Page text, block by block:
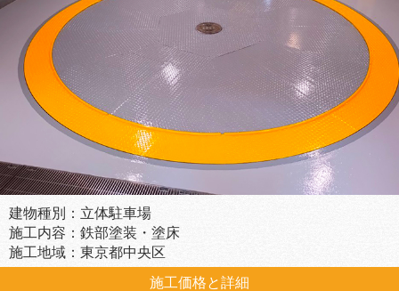
建物種別：立体駐車場
施工内容：鉄部塗装・塗床
施工地域：東京都中央区
施工価格と詳細